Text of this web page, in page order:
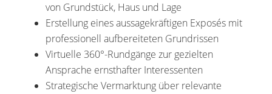
von Grundstück, Haus und Lage
Erstellung eines aussagekräftigen Exposés mit
professionell aufbereiteten Grundrissen
Virtuelle 360°-Rundgänge zur gezielten
Ansprache ernsthafter Interessenten
Strategische Vermarktung über relevante